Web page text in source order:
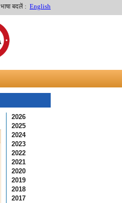
भाषा बदलें : English
2026
2025
2024
2023
2022
2021
2020
2019
2018
2017